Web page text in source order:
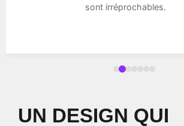
sont irréprochables.
UN DESIGN QUI